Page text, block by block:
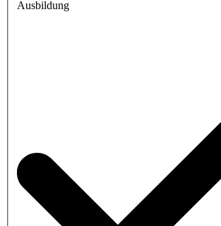
Ausbildung